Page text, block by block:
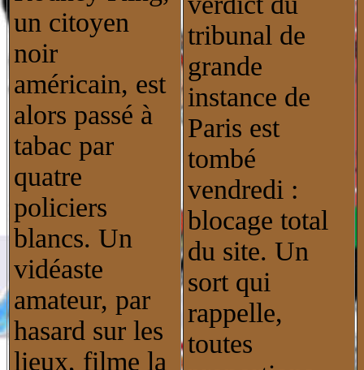
un citoyen
noir
américain, est
alors passé à
tabac par
quatre
policiers
blancs. Un
vidéaste
amateur, par
hasard sur les
lieux, filme la
tribunal de
grande
instance de
Paris est
tombé
vendredi :
blocage total
du site. Un
sort qui
rappelle,
toutes